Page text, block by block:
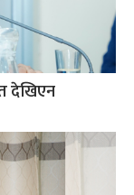
देखिएन